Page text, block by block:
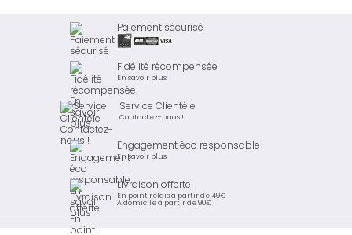
Paiement sécurisé
Fidélité récompensée
En savoir plus
Service Clientèle
Contactez-nous !
Engagement éco responsable
En savoir plus
Livraison offerte
En point relais à partir de 49€
A domicile à partir de 90€